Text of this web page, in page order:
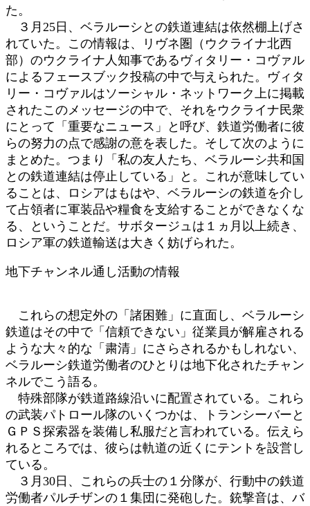
た。
３月25日、ベラルーシとの鉄道連結は依然棚上げさ
れていた。この情報は、リヴネ圏（ウクライナ北西
部）のウクライナ人知事であるヴィタリー・コヴァル
によるフェースブック投稿の中で与えられた。ヴィタ
リー・コヴァルはソーシャル・ネットワーク上に掲載
されたこのメッセージの中で、それをウクライナ民衆
にとって「重要なニュース」と呼び、鉄道労働者に彼
らの努力の点で感謝の意を表した。そして次のように
まとめた。つまり「私の友人たち、ベラルーシ共和国
との鉄道連結は停止している」と。これが意味してい
ることは、ロシアはもはや、ベラルーシの鉄道を介し
て占領者に軍装品や糧食を支給することができなくな
る、ということだ。サボタージュは１ヵ月以上続き、
ロシア軍の鉄道輸送は大きく妨げられた。
地下チャンネル通し活動の情報
これらの想定外の「諸困難」に直面し、ベラルーシ
鉄道はその中で「信頼できない」従業員が解雇される
ような大々的な「粛清」にさらされるかもしれない、
ベラルーシ鉄道労働者のひとりは地下化されたチャン
ネルでこう語る。
特殊部隊が鉄道路線沿いに配置されている。これら
の武装パトロール隊のいくつかは、トランシーバーと
ＧＰＳ探索器を装備し私服だと言われている。伝えら
れるところでは、彼らは軌道の近くにテントを設営し
ている。
３月30日、これらの兵士の１分隊が、行動中の鉄道
労働者パルチザンの１集団に発砲した。銃撃音は、バ